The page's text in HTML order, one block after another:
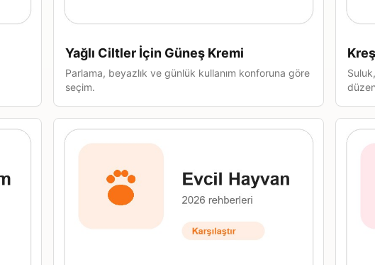
Yağlı Ciltler İçin Güneş Kremi
Parlama, beyazlık ve günlük kullanım konforuna göre
seçim.